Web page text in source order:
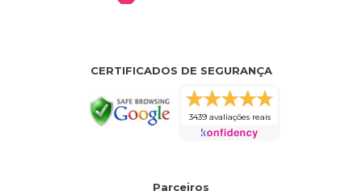
CERTIFICADOS DE SEGURANÇA
3439 avaliações reais
Parceiros